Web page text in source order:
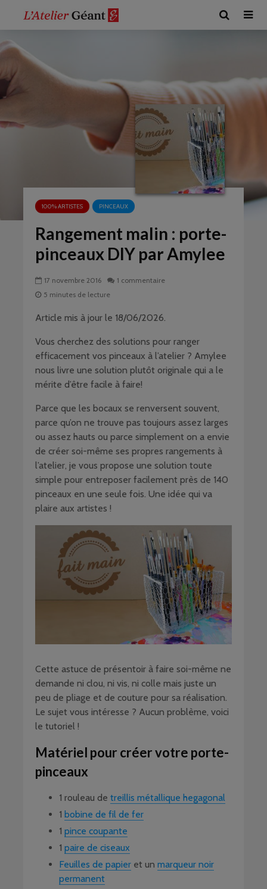
100% ARTISTES PINCEAUX
Rangement malin : porte-
pinceaux DIY par Amylee
17 novembre 2016
1 commentaire
5 minutes de lecture
Article mis à jour le 18/06/2026.
Vous cherchez des solutions pour ranger
efficacement vos pinceaux à l’atelier ? Amylee
nous livre une solution plutôt originale qui a le
mérite d’être facile à faire!
Parce que les bocaux se renversent souvent,
parce qu’on ne trouve pas toujours assez larges
ou assez hauts ou parce simplement on a envie
de créer soi-même ses propres rangements à
l’atelier, je vous propose une solution toute
simple pour entreposer facilement près de 140
pinceaux en une seule fois. Une idée qui va
plaire aux artistes !
Cette astuce de présentoir à faire soi-même ne
demande ni clou, ni vis, ni colle mais juste un
peu de pliage et de couture pour sa réalisation.
Le sujet vous intéresse ? Aucun problème, voici
le tutoriel !
Matériel pour créer votre porte-
pinceaux
1 rouleau de treillis métallique hegagonal
1 bobine de fil de fer
1 pince coupante
1 paire de ciseaux
Feuilles de papier et un marqueur noir
permanent